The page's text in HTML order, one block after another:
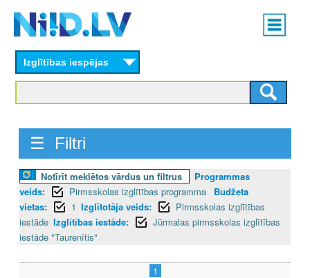
content
Main
menu
Izglītības iespējas
☰ Filtri
Notīrīt meklētos vārdus un filtrus
Programmas
veids:
Pirmsskolas izglītības programma
Budžeta
vietas:
1 Izglītotāja veids:
Pirmsskolas izglītības
iestāde Izglītības iestāde:
Jūrmalas pirmsskolas izglītības
iestāde "Taurenītis"
1